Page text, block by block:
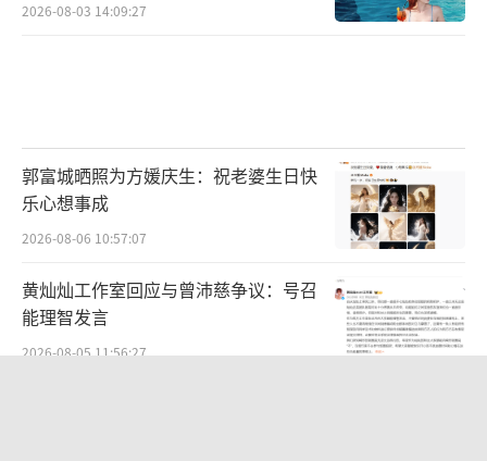
2026-08-03 14:09:27
郭富城晒照为方媛庆生：祝老婆生日快
乐心想事成
2026-08-06 10:57:07
黄灿灿工作室回应与曾沛慈争议：号召
能理智发言
2026-08-05 11:56:27